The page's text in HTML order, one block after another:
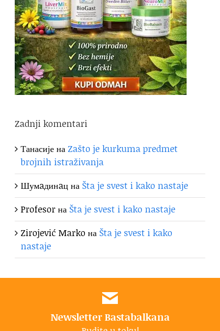
Zadnji komentari
ТанасијенаZašto je kurkuma predmet
brojnih istraživanja
Шумaдинaцна Šta je svest i kako nastaje
Profesorна Šta je svest i kako nastaje
Zirojević Marko на Šta je svest i kako
nastaje
Newsletter Bastabalkana